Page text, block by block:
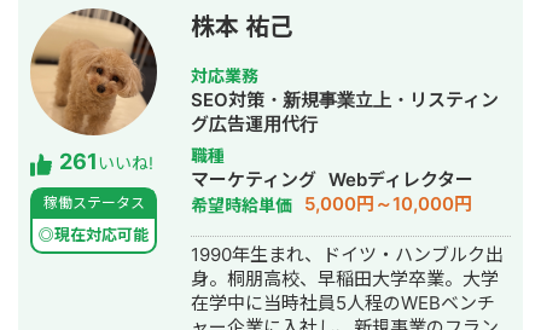
261いいね!
稼働ステータス
◎現在対応可能
株本 祐己
対応業務
SEO対策・新規事業立上・リスティン
グ広告運用代行
職種
マーケティング Webディレクター
希望時給単価 5,000円～10,000円
1990年生まれ、ドイツ・ハンブルク出
身。桐朋高校、早稲田大学卒業。大学
在学中に当時社員5人程のWEBベンチ